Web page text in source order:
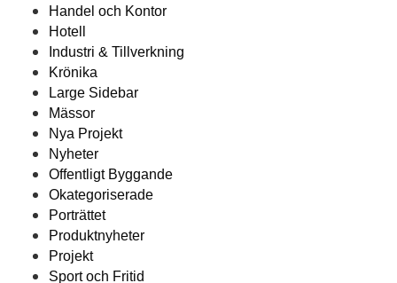
Handel och Kontor
Hotell
Industri & Tillverkning
Krönika
Large Sidebar
Mässor
Nya Projekt
Nyheter
Offentligt Byggande
Okategoriserade
Porträttet
Produktnyheter
Projekt
Sport och Fritid